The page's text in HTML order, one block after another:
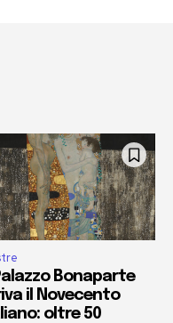
Bonaparte
il Novecento
oltre 50